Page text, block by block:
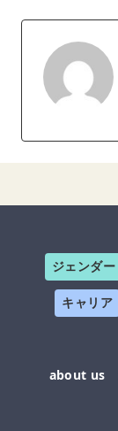
ジェンダー
キャリア
about us